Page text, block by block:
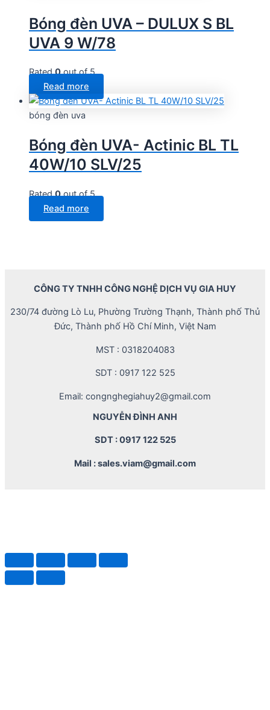
Bóng đèn UVA – DULUX S BL
UVA 9 W/78
Rated0out of 5
Read more
bóng đèn uva
Bóng đèn UVA- Actinic BL TL
40W/10 SLV/25
Rated0out of 5
Read more
CÔNG TY TNHH CÔNG NGHỆ DỊCH VỤ GIA HUY
230/74 đường Lò Lu, Phường Trường Thạnh, Thành phố Thủ
Đức, Thành phố Hồ Chí Minh, Việt Nam
MST : 0318204083
SDT : 0917 122 525
Email: congnghegiahuy2@gmail.com
NGUYỄN ĐÌNH ANH
SDT : 0917 122 525
Mail : sales.viam@gmail.com